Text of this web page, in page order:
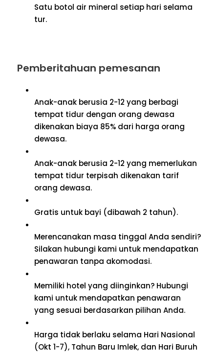
Satu botol air mineral setiap hari selama
tur.
Pemberitahuan pemesanan
Anak-anak berusia 2-12 yang berbagi
tempat tidur dengan orang dewasa
dikenakan biaya 85% dari harga orang
dewasa.
Anak-anak berusia 2-12 yang memerlukan
tempat tidur terpisah dikenakan tarif
orang dewasa.
Gratis untuk bayi (dibawah 2 tahun).
Merencanakan masa tinggal Anda sendiri?
Silakan hubungi kami untuk mendapatkan
penawaran tanpa akomodasi.
Memiliki hotel yang diinginkan? Hubungi
kami untuk mendapatkan penawaran
yang sesuai berdasarkan pilihan Anda.
Harga tidak berlaku selama Hari Nasional
(Okt 1-7), Tahun Baru Imlek, dan Hari Buruh